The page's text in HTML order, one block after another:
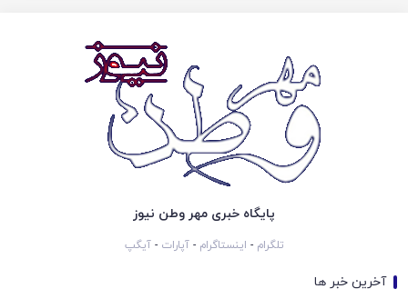
پایگاه خبری مهر وطن نیوز
تلگرام - اینستاگرام -آپارات -آیگپ
آخرین خبر ها